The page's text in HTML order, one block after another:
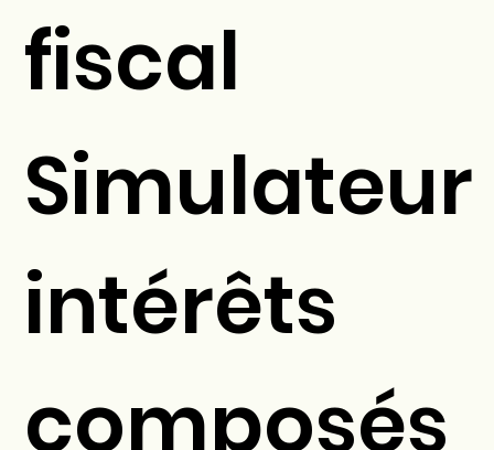
fiscal
Simulateur
intérêts
composés